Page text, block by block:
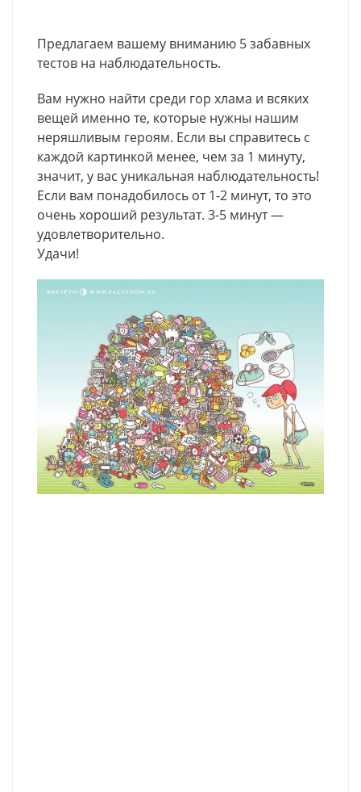
Предлагаем вашему вниманию 5 забавных
тестов на наблюдательность.
Вам нужно найти среди гор хлама и всяких
вещей именно те, которые нужны нашим
неряшливым героям. Если вы справитесь с
каждой картинкой менее, чем за 1 минуту,
значит, у вас уникальная наблюдательность!
Если вам понадобилось от 1-2 минут, то это
очень хороший результат. 3-5 минут —
удовлетворительно.
Удачи!